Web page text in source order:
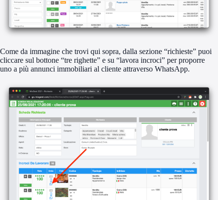
Come da immagine che trovi qui sopra, dalla sezione “richieste” puoi
cliccare sul bottone “tre righette” e su “lavora incroci” per proporre
uno a più annunci immobiliari al cliente attraverso WhatsApp.